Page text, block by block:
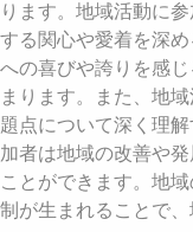
ります。地域活動に
する関心や愛着を深
への喜びや誇りを感
まります。また、地
題点について深く理
加者は地域の改善や
ことができます。地
制が生まれることで